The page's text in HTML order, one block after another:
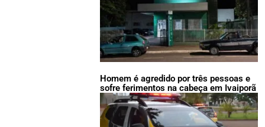
Homem é agredido por três pessoas e
sofre ferimentos na cabeça em Ivaiporã